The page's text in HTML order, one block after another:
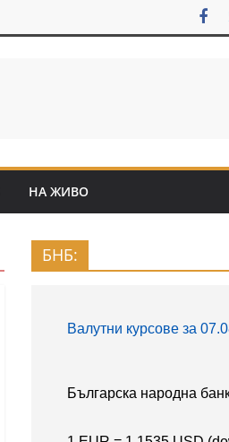
НА ЖИВО
БНБ: